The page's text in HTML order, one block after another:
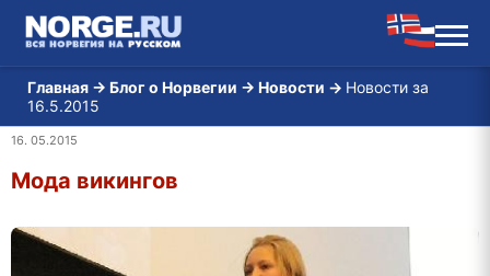
Главная → Блог о Норвегии → Новости → Новости за
16.5.2015
16. 05.2015
Мода викингов